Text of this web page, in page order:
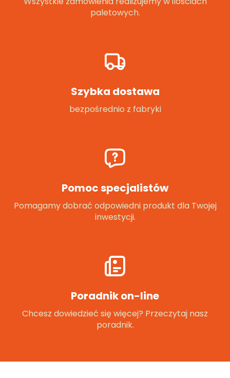
paletowych.
Szybka dostawa
bezpośrednio z fabryki
Pomoc specjalistów
Pomagamy dobrać odpowiedni produkt dla Twojej
inwestycji.
Poradnik on-line
Chcesz dowiedzieć się więcej? Przeczytaj nasz
poradnik.